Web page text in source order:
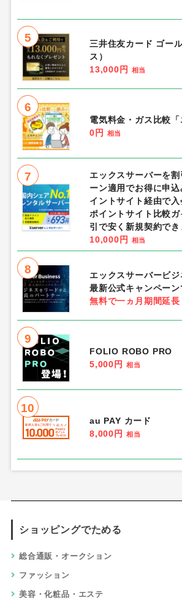
5
三井住友カード ゴー
ス）
13,000円
相当
6
電気料金・ガス比較「
0円
相当
7
エックスサーバーを
ーン適用でお得に申
イントサイト経由で入
ポイントサイト比較
引で安く新規契約でき
10,000円
相当
8
エックスサーバービ
最新公式キャンペー
無料で一ヵ月期間延長
9
FOLIO ROBO PRO
5,000円
相当
10
au PAY カード
8,000円
相当
ショッピングでためる
総合通販・オークション
ファッション
美容・化粧品・エステ